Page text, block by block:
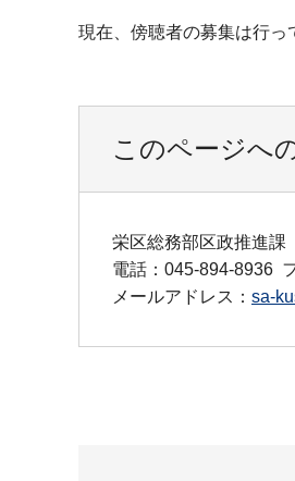
現在、傍聴者の募集は行っ
このページへ
栄区総務部区政推進課
電話：045-894-8936
メールアドレス： sa-